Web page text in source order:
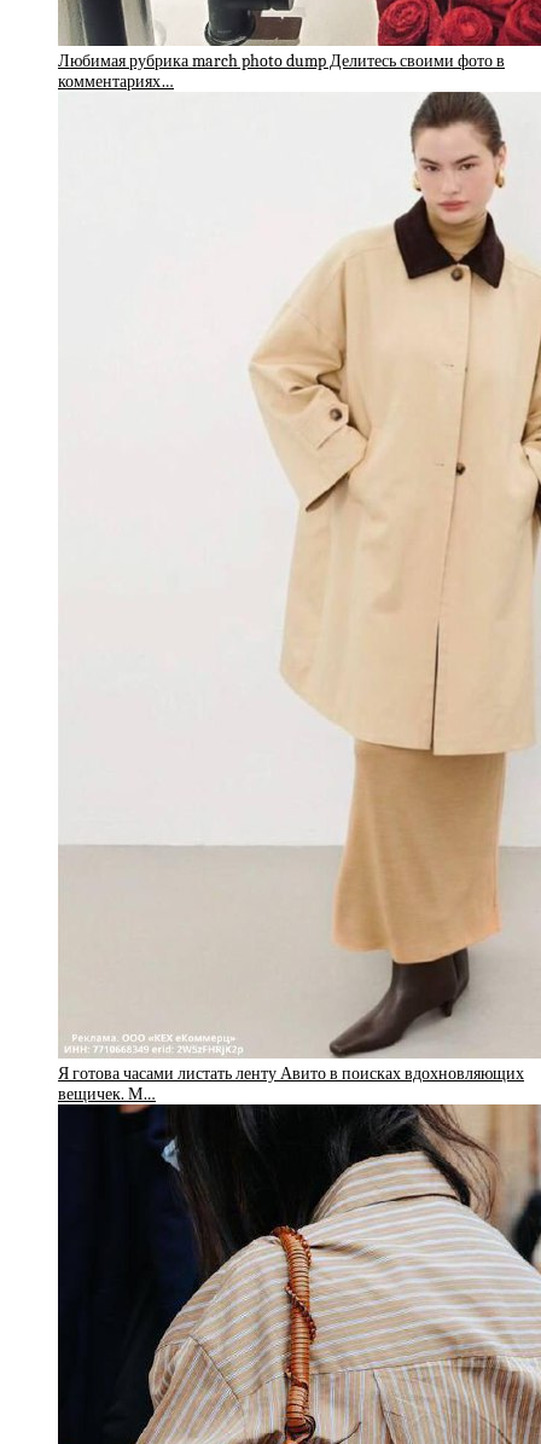
Любимая рубрика march photo dump Делитесь своими фото в
комментариях…
Я готова часами листать ленту Авито в поисках вдохновляющих
вещичек. М…